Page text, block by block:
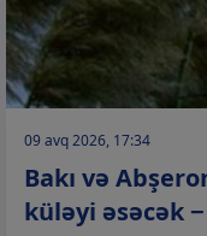
09 avq 2026, 17:34
Bakı və
küləyi əsəcək −